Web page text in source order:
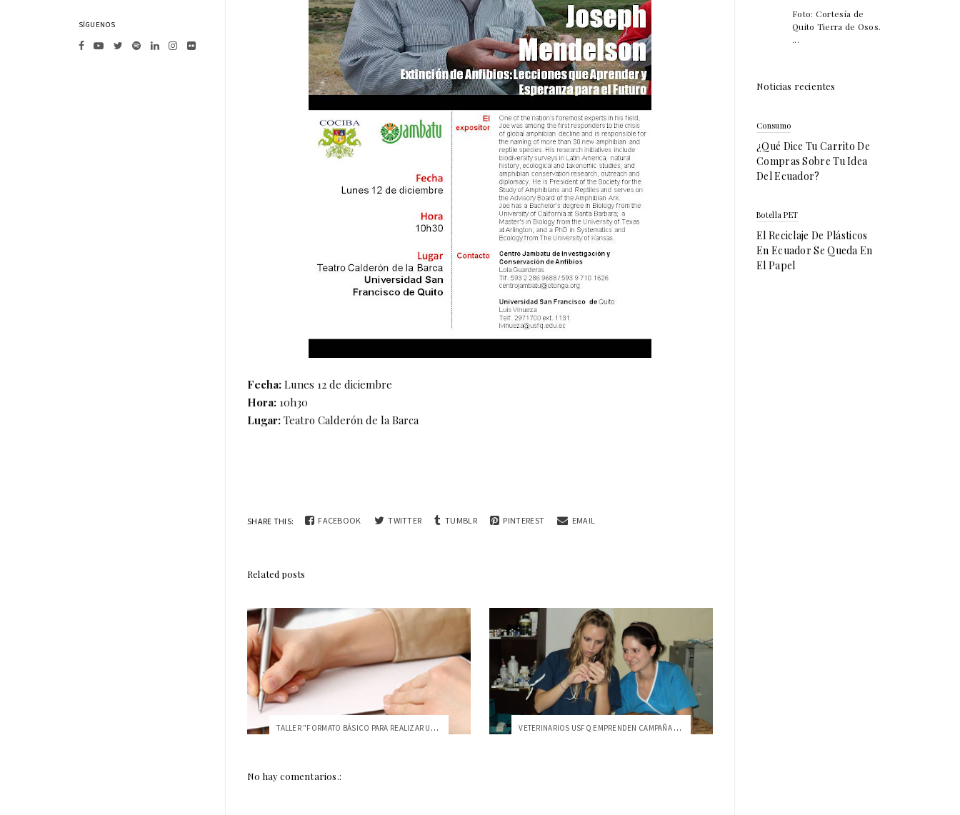
Fecha: Lunes 12 de diciembre
Hora: 10h30
Lugar: Teatro Calderón de la Barca
SHARE THIS: FACEBOOK TWITTER TUMBLR PINTEREST EMAIL
Related posts
TALLER "FORMATO BÁSICO PARA REALIZAR UNA... VETERINARIOS USFQ EMPRENDEN CAMPAÑA GRAT...
No hay comentarios.:
SÍGUENOS
Foto: Cortesía de
Quito Tierra de Osos.
...
Noticias recientes
Consumo
¿Qué Dice Tu Carrito De
Compras Sobre Tu Idea
Del Ecuador?
Botella PET
El Reciclaje De Plásticos
En Ecuador Se Queda En
El Papel